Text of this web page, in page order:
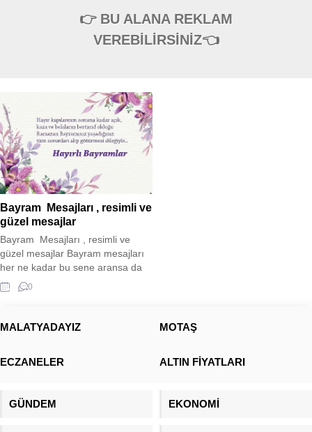
👉 BU ALANA REKLAM
VEREBİLİRSİNİZ👈
Bayram Mesajları , resimli ve
güzel mesajlar
Bayram Mesajları , resimli ve
güzel mesajlar Bayram mesajları
her ne kadar bu sene aransa da
buruk bir bayram sevinci
yaşamaktayız. Tam 11 ilimizde
nedeniyle buruk bir sevinç
insanlarımızın içinde
0
MALATYADAYIZ MOTAŞ
ECZANELER ALTIN FİYATLARI
GÜNDEM EKONOMİ